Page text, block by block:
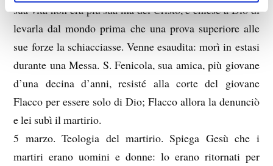
sua vita non era più sua ma del Cristo, e chiese a Dio di
levarla dal mondo prima che una prova superiore alle
sue forze la schiacciasse. Venne esaudita: morì in estasi
durante una Messa. S. Fenicola, sua amica, più giovane
d’una decina d’anni, resisté alla corte del giovane
Flacco per essere solo di Dio; Flacco allora la denunciò
e lei subì il martirio.
5 marzo. Teologia del martirio. Spiega Gesù che i
martiri erano uomini e donne: lo erano ritornati per